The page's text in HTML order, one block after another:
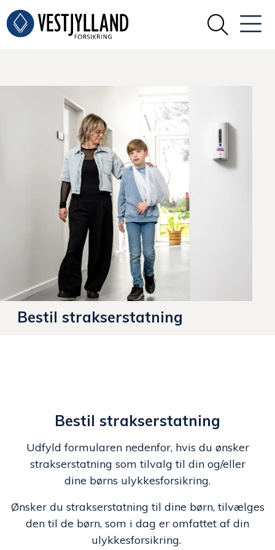
Bestil strakserstatning
Bestil strakserstatning
Udfyld formularen nedenfor, hvis du ønsker
strakserstatning som tilvalg til din og/eller
dine børns ulykkesforsikring.
Ønsker du strakserstatning til dine børn, tilvælges
den til de børn, som i dag er omfattet af din
ulykkesforsikring.